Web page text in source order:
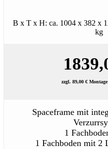
B x T x H: ca. 1004 x 382 x
kg
zzgl. 89,00 €
Spaceframe mit
1
1 Fachboden mit 2